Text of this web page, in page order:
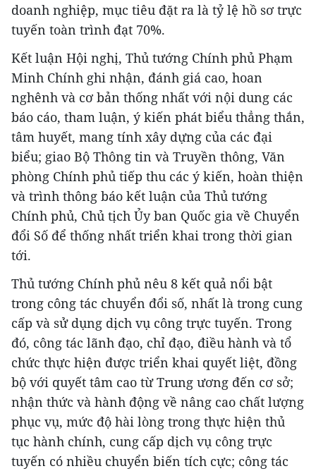
doanh nghiệp, mục tiêu đặt ra là tỷ lệ hồ sơ trực
tuyến toàn trình đạt 70%.
Kết luận Hội nghị, Thủ tướng Chính phủ Phạm
Minh Chính ghi nhận, đánh giá cao, hoan
nghênh và cơ bản thống nhất với nội dung các
báo cáo, tham luận, ý kiến phát biểu thẳng thắn,
tâm huyết, mang tính xây dựng của các đại
biểu; giao Bộ Thông tin và Truyền thông, Văn
phòng Chính phủ tiếp thu các ý kiến, hoàn thiện
và trình thông báo kết luận của Thủ tướng
Chính phủ, Chủ tịch Ủy ban Quốc gia về Chuyển
đổi Số để thống nhất triển khai trong thời gian
tới.
Thủ tướng Chính phủ nêu 8 kết quả nổi bật
trong công tác chuyển đổi số, nhất là trong cung
cấp và sử dụng dịch vụ công trực tuyến. Trong
đó, công tác lãnh đạo, chỉ đạo, điều hành và tổ
chức thực hiện được triển khai quyết liệt, đồng
bộ với quyết tâm cao từ Trung ương đến cơ sở;
nhận thức và hành động về nâng cao chất lượng
phục vụ, mức độ hài lòng trong thực hiện thủ
tục hành chính, cung cấp dịch vụ công trực
tuyến có nhiều chuyển biến tích cực; công tác